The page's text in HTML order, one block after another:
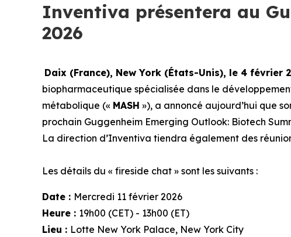
Inventiva présentera au
2026
Daix (France), New York (États-Unis), le 4 février
biopharmaceutique spécialisée dans le
métabolique (« MASH »), a annoncé aujourd’hui que
prochain Guggenheim Emerging Outlook: Biotech
La direction d’Inventiva tiendra également des
Les détails du « fireside chat » sont les suivants :
Date : Mercredi 11 février 2026
Heure : 19h00 (CET) - 13h00 (ET)
Lieu : Lotte New York Palace, New York City